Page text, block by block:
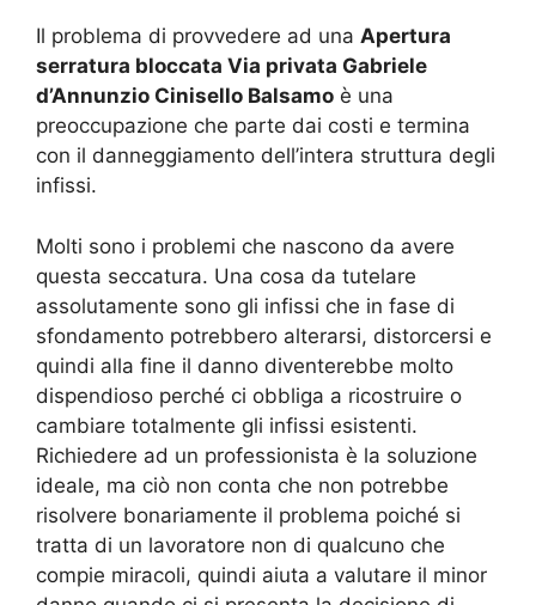
Il problema di provvedere ad una Apertura
serratura bloccata Via privata Gabriele
d’Annunzio Cinisello Balsamo è una
preoccupazione che parte dai costi e termina
con il danneggiamento dell’intera struttura degli
infissi.
Molti sono i problemi che nascono da avere
questa seccatura. Una cosa da tutelare
assolutamente sono gli infissi che in fase di
sfondamento potrebbero alterarsi, distorcersi e
quindi alla fine il danno diventerebbe molto
dispendioso perché ci obbliga a ricostruire o
cambiare totalmente gli infissi esistenti.
Richiedere ad un professionista è la soluzione
ideale, ma ciò non conta che non potrebbe
risolvere bonariamente il problema poiché si
tratta di un lavoratore non di qualcuno che
compie miracoli, quindi aiuta a valutare il minor